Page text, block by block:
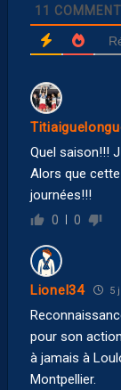
11
Quel saison!!!
Alors que
journées!!!
0 0
Lionel34 5
pour son
à jamais à
Montpellier.